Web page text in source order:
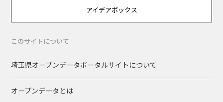
アイデアボックス
このサイトについて
埼玉県オープンデータポータルサイトについて
オープンデータとは